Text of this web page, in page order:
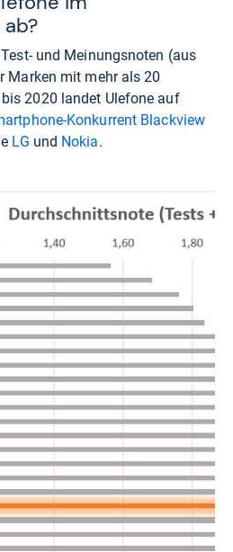
und Meinungsnoten (aus
Marken mit mehr als 20
2020 landet Ulefone auf
Konkurrent Blackview
LG und Nokia.